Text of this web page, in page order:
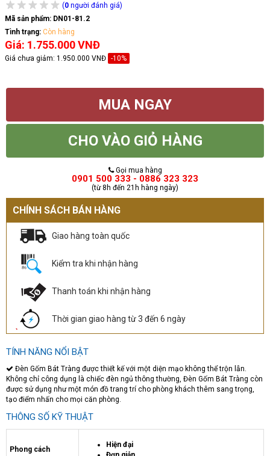
(0 người đánh giá)
Mã sản phẩm: DN01-81.2
Tình trạng: Còn hàng
Giá: 1.755.000 VNĐ
Giá chưa giảm: 1.950.000 VNĐ -10%
MUA NGAY
CHO VÀO GIỎ HÀNG
Gọi mua hàng
0901 500 333 - 0886 323 323
(từ 8h đến 21h hàng ngày)
CHÍNH SÁCH BÁN HÀNG
Giao hàng toàn quốc
Kiểm tra khi nhận hàng
Thanh toán khi nhận hàng
Thời gian giao hàng từ 3 đến 6 ngày
TÍNH NĂNG NỔI BẬT
Đèn Gốm Bát Tràng được thiết kế với một diện mạo không thể trộn lẫn.
Không chỉ công dụng là chiếc đèn ngủ thông thường, Đèn Gốm Bát Tràng còn
được sử dụng như một món đồ trang trí cho phòng khách thêm sang trọng,
tạo điểm nhấn cho mọi căn phòng.
THÔNG SỐ KỸ THUẬT
Phong cách
Hiện đại